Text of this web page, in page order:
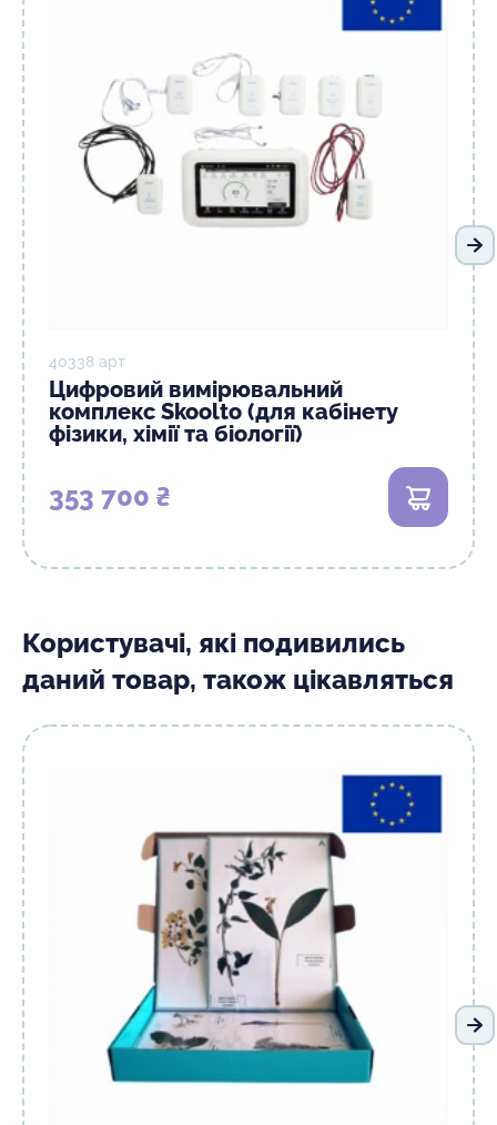
40338 арт
Цифровий вимірювальний
комплекс Skoolto (для кабінету
фізики, хімії та біології)
353 700 ₴ В кошик
Користувачі, які подивились
даний товар, також цікавляться